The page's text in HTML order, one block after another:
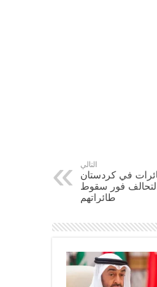
التالي
في كردستان
التحالف فور سقوط
طائراتهم